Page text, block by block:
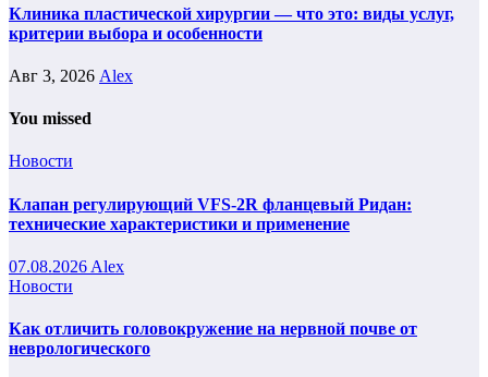
Клиника пластической хирургии — что это: виды услуг,
критерии выбора и особенности
Авг 3, 2026 Alex
You missed
Новости
Клапан регулирующий VFS-2R фланцевый Ридан:
технические характеристики и применение
07.08.2026 Alex
Новости
Как отличить головокружение на нервной почве от
неврологического